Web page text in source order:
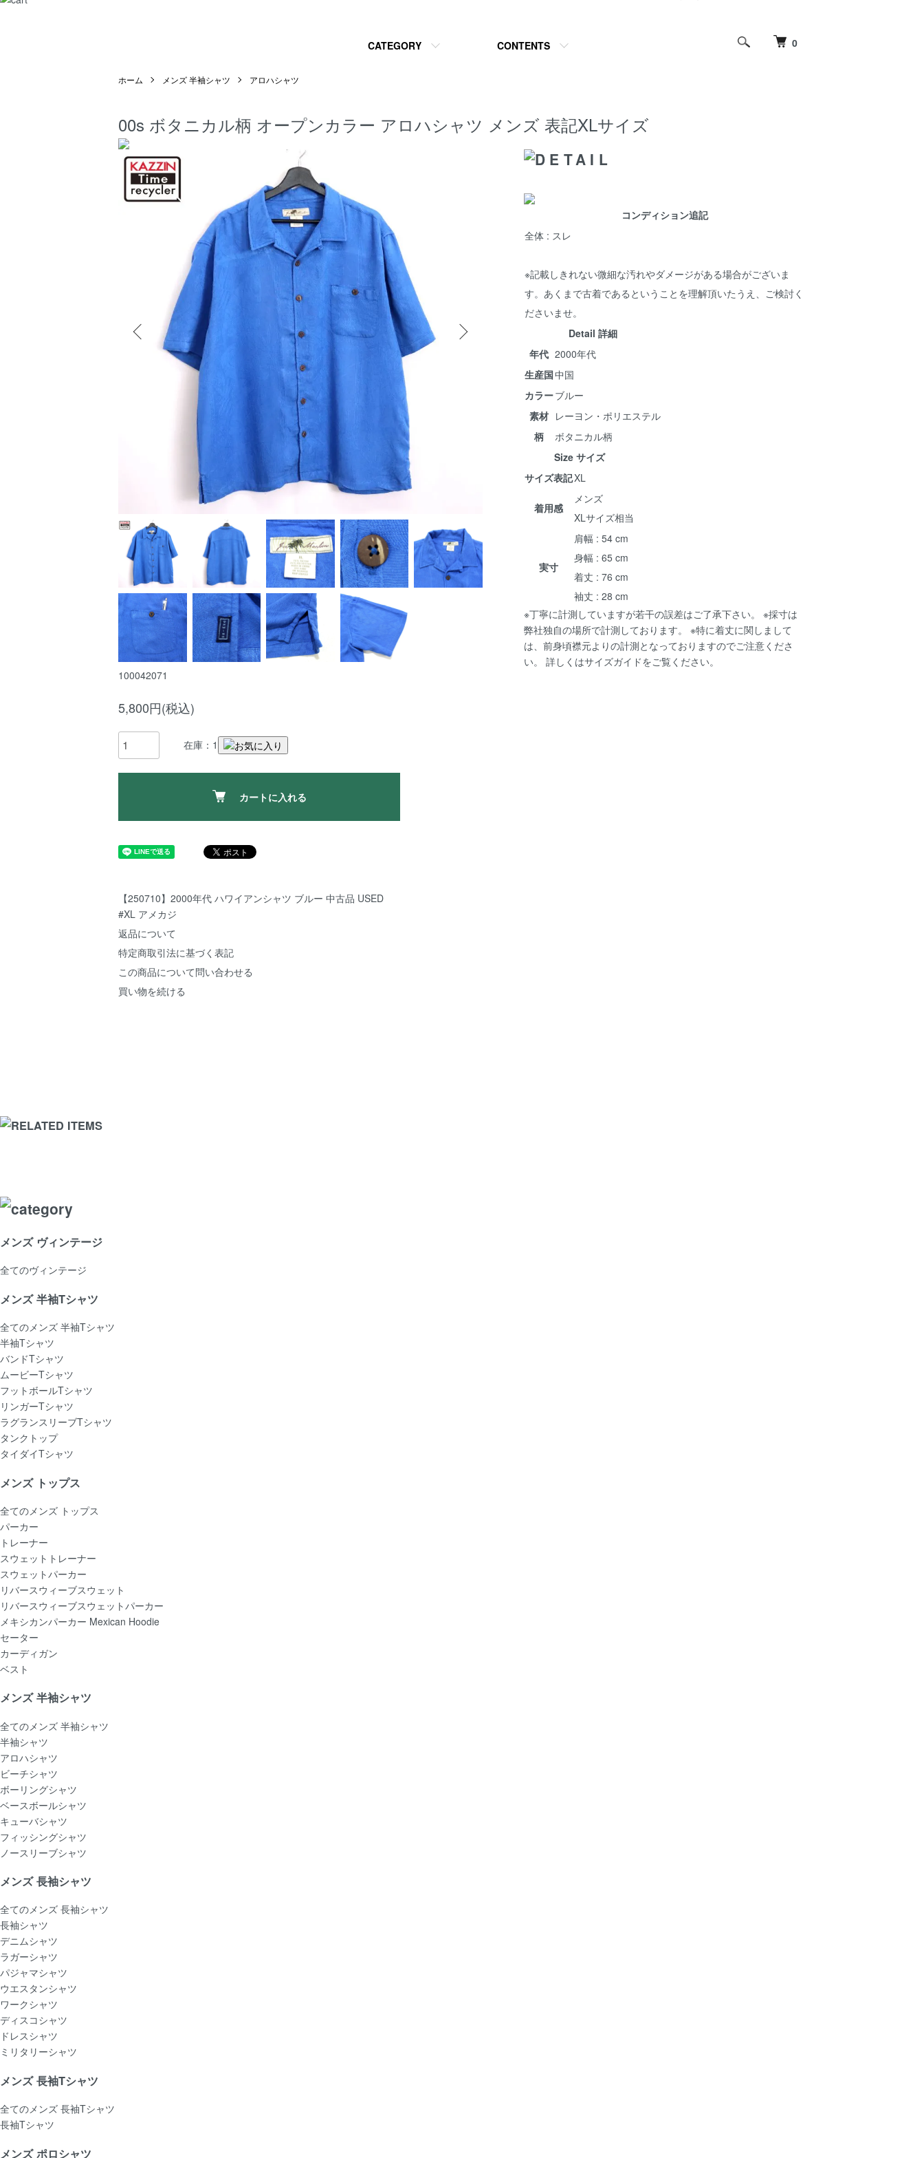
0
CATEGORY CONTENTS
ホーム メンズ 半袖シャツ アロハシャツ
00s ボタニカル柄 オープンカラー アロハシャツ メンズ 表記XLサイズ
100042071
5,800円(税込)
在庫：1
カートに入れる
【250710】2000年代 ハワイアンシャツ ブルー 中古品 USED
#XL アメカジ
返品について
特定商取引法に基づく表記
この商品について問い合わせる
買い物を続ける
コンディション追記
全体 : スレ
※記載しきれない微細な汚れやダメージがある場合がございま
す。あくまで古着であるということを理解頂いたうえ、ご検討く
ださいませ。
Detail 詳細
年代 2000年代
生産国中国
カラーブルー
素材 レーヨン・ポリエステル
柄
ボタニカル柄
Size サイズ
サイズ表記XL
着用感
メンズ
XLサイズ相当
実寸
肩幅 : 54 cm
身幅 : 65 cm
着丈 : 76 cm
袖丈 : 28 cm
※丁寧に計測していますが若干の誤差はご了承下さい。 ※採寸は
弊社独自の場所で計測しております。 ※特に着丈に関しまして
は、前身頃襟元よりの計測となっておりますのでご注意くださ
い。 詳しくはサイズガイドをご覧ください。
メンズ ヴィンテージ
全てのヴィンテージ
メンズ 半袖Tシャツ
全てのメンズ 半袖Tシャツ
半袖Tシャツ
バンドTシャツ
ムービーTシャツ
フットボールTシャツ
リンガーTシャツ
ラグランスリーブTシャツ
タンクトップ
タイダイTシャツ
メンズ トップス
全てのメンズ トップス
パーカー
トレーナー
スウェットトレーナー
スウェットパーカー
リバースウィーブスウェット
リバースウィーブスウェットパーカー
メキシカンパーカー Mexican Hoodie
セーター
カーディガン
ベスト
メンズ 半袖シャツ
全てのメンズ 半袖シャツ
半袖シャツ
アロハシャツ
ビーチシャツ
ボーリングシャツ
ベースボールシャツ
キューバシャツ
フィッシングシャツ
ノースリーブシャツ
メンズ 長袖シャツ
全てのメンズ 長袖シャツ
長袖シャツ
デニムシャツ
ラガーシャツ
パジャマシャツ
ウエスタンシャツ
ワークシャツ
ディスコシャツ
ドレスシャツ
ミリタリーシャツ
メンズ 長袖Tシャツ
全てのメンズ 長袖Tシャツ
長袖Tシャツ
メンズ ポロシャツ